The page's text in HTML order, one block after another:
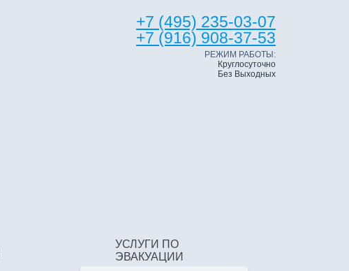
+7 (495) 235-03-07
+7 (916) 908-37-53
РЕЖИМ РАБОТЫ:
Круглосуточно
Без Выходных
УСЛУГИ ПО
ЭВАКУАЦИИ